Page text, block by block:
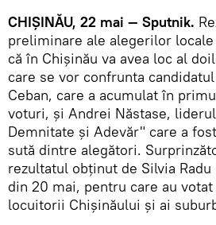
CHIȘINĂU, 22 mai — Sputnik.
preliminare ale alegerilor
că în Chișinău va avea loc al
care se vor confrunta
Ceban, care a acumulat în
voturi, și Andrei Năstase,
Demnitate și Adevăr" care a
sută dintre alegători.
rezultatul obținut de Silvia
din 20 mai, pentru care au
locuitorii Chișinăului și ai